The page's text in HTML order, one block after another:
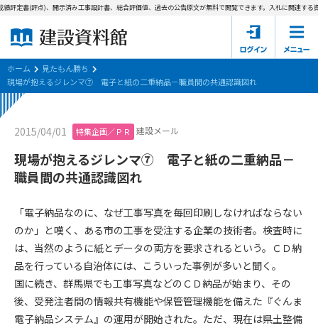
建設資料館とは
東京都の入札資料
国土交通省の入札資料
見たもん勝ち
会員登録について
サポーター会員一覧
会社概要 お問い合わせ
個人情報保護方針
会員規約
定書(評点)、開示済み工事設計書、総合評価値、過去の公告原文が無料で閲覧できます。入札に関連する資
ホーム
見たもん勝ち
現場が抱えるジレンマ⑦ 電子と紙の二重納品－職員間の共通認識図れ
2015/04/01 特集企画／ＰＲ 建設メール
現場が抱えるジレンマ⑦ 電子と紙の二重納品－
職員間の共通認識図れ
「電子納品なのに、なぜ工事写真を毎回印刷しなければならない
のか」と嘆く、ある市の工事を受注する企業の技術者。検査時に
は、当然のように紙とデータの両方を要求されるという。ＣＤ納
品を行っている自治体には、こういった事例が多いと聞く。
国に続き、群馬県でも工事写真などのＣＤ納品が始まり、その
後、受発注者間の情報共有機能や保管管理機能を備えた『ぐんま
電子納品システム』の運用が開始された。ただ、現在は県土整備
第1条（規約の目的）
会員サービスの利用条件等について定めるものです。
2. 管理者が建設資料館WEB上で随時掲載するルールは本規約の
一部を構成するものとします。
第2条（規約の変更）
本規約は、会員の了承を得ることなく、随時変更されることが
あります。変更内容は、建設資料館WEB上に表示した時点で直
ちに全ての会員が了承したものとみなします。